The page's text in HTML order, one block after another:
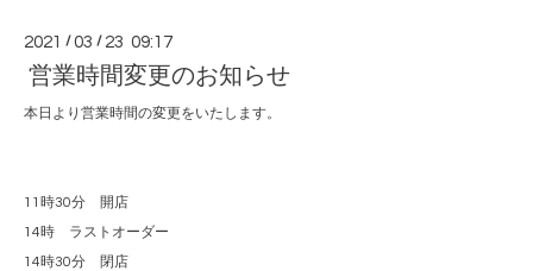
2021 /03 / 23 09:17
営業時間変更のお知らせ
本日より営業時間の変更をいたします。
11時30分 開店
14時 ラストオーダー
14時30分 閉店